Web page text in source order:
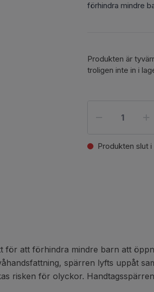
förhindra mindre
Produkten är
troligen inte in i
Produkten slut i
för att förhindra mindre barn att
spärren lyfts uppåt
risken för olyckor.